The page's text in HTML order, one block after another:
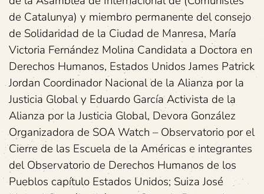
de Catalunya) y miembro permanente del consejo
de Solidaridad de la Ciudad de Manresa, María
Victoria Fernández Molina Candidata a Doctora en
Derechos Humanos, Estados Unidos James Patrick
Jordan Coordinador Nacional de la Alianza por la
Justicia Global y Eduardo García Activista de la
Alianza por la Justicia Global, Devora González
Organizadora de SOA Watch – Observatorio por el
Cierre de las Escuela de la Américas e integrantes
del Observatorio de Derechos Humanos de los
Pueblos capítulo Estados Unidos; Suiza José